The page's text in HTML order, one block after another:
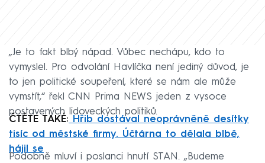
„Je to fakt blbý nápad. Vůbec nechápu, kdo to
vymyslel. Pro odvolání Havlíčka není jediný důvod, je
to jen politické soupeření, které se nám ale může
vymstít,“ řekl CNN Prima NEWS jeden z vysoce
postavených lidoveckých politiků.
ČTĚTE TAKÉ: Hřib dostával neoprávněně desítky
tisíc od městské firmy. Účtárna to dělala blbě,
hájil se
Podobně mluví i poslanci hnutí STAN. „Budeme